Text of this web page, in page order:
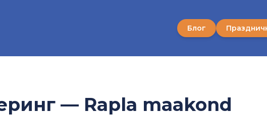
Блог
— Rapla maakond